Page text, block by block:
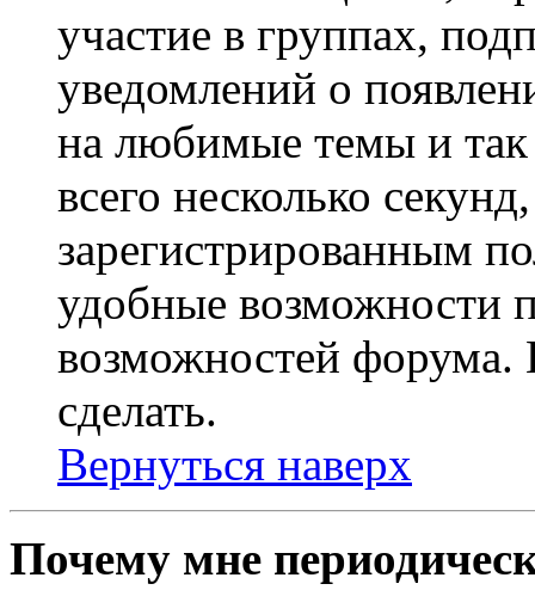
участие в группах,
уведомлений о
на любимые темы и так
всего несколько
зарегистрированным
удобные возможности
возможностей
сделать.
Вернуться наверх
Почему мне